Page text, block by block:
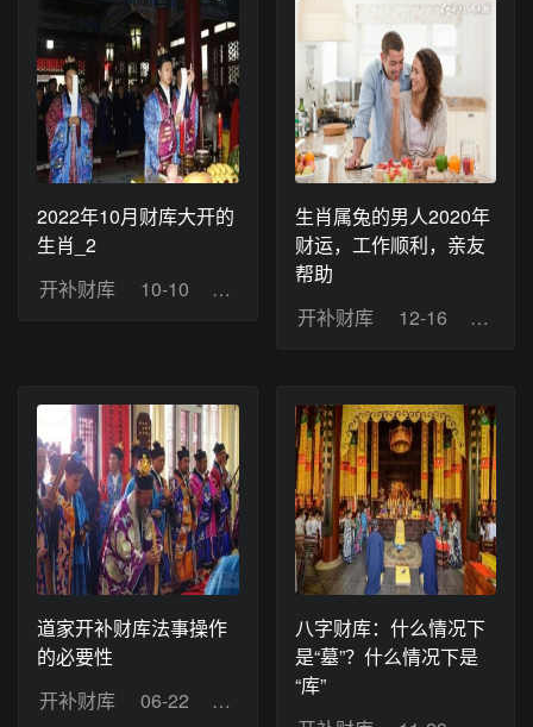
2022年10月财库大开的
生肖_2
开补财库
10-10 浏览：12
生肖属兔的男人2020年
财运，工作顺利，亲友
帮助
开补财库
12-16 浏览
道家开补财库法事操作
的必要性
开补财库
06-22 浏览：8
八字财库：什么情况下
是“墓”？什么情况下是
“库”